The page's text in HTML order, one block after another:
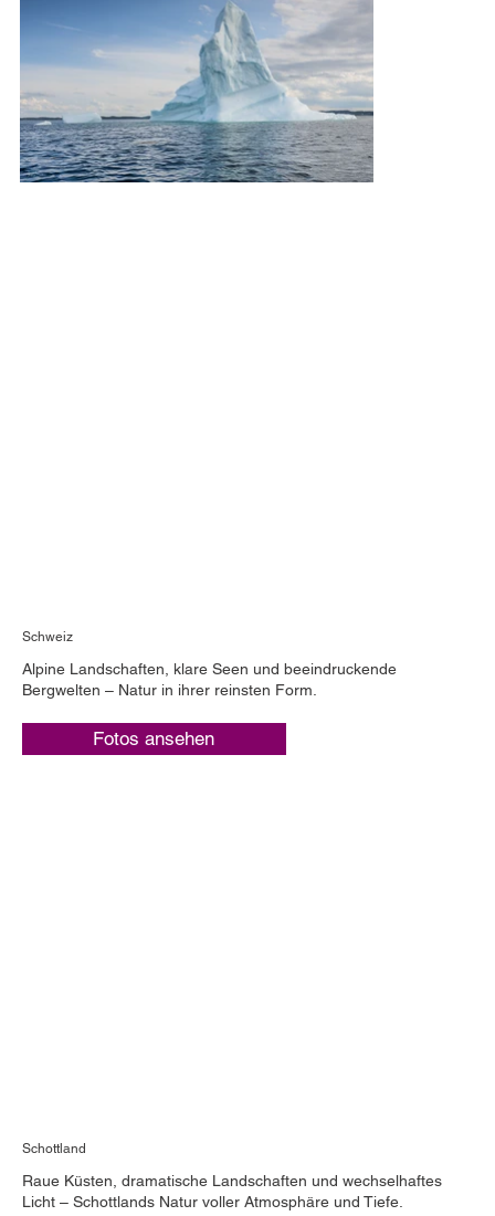
Schottland
Raue Küsten, dramatische Landschaften und wechselhaftes
Licht – Schottlands Natur voller Atmosphäre und Tiefe.
Schweiz
Alpine Landschaften, klare Seen und beeindruckende
Bergwelten – Natur in ihrer reinsten Form.
Fotos ansehen